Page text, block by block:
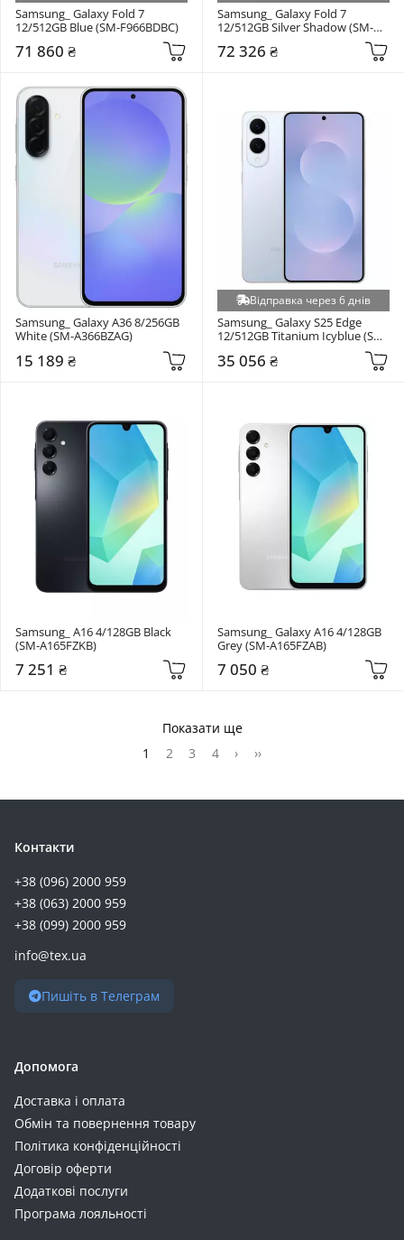
Samsung_ Galaxy Fold 7
12/512GB Blue (SM-F966BDBC)
71 860 ₴
Samsung_ Galaxy Fold 7
12/512GB Silver Shadow (SM-
72 326 ₴
Samsung_ Galaxy A36 8/256GB
White (SM-A366BZAG)
15 189 ₴
Відправка через 6 днів
Samsung_ Galaxy S25 Edge
12/512GB Titanium Icyblue (SM-
35 056 ₴
Samsung_ A16 4/128GB Black
(SM-A165FZKB)
7 251 ₴
Samsung_ Galaxy A16 4/128GB
Grey (SM-A165FZAB)
7 050 ₴
Показати ще
1
2 3 4 › ››
Контакти
+38 (096) 2000 959
+38 (063) 2000 959
+38 (099) 2000 959
info@tex.ua
Пишіть в Телеграм
Допомога
Доставка і оплата
Обмін та повернення товару
Політика конфіденційності
Договір оферти
Додаткові послуги
Програма лояльності